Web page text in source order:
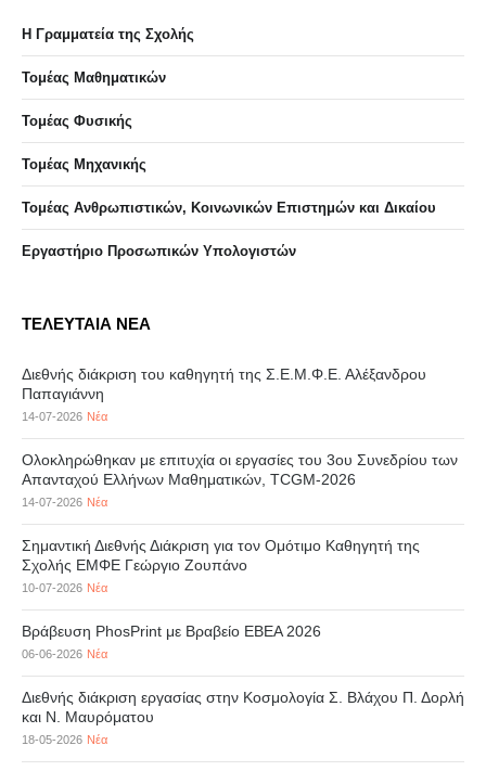
Η Γραμματεία της Σχολής
Τομέας Μαθηματικών
Τομέας Φυσικής
Τομέας Μηχανικής
Τομέας Ανθρωπιστικών, Κοινωνικών Επιστημών και Δικαίου
Eργαστήριo Προσωπικών Υπολογιστών
ΤΕΛΕΥΤΑΙΑ ΝΕΑ
Διεθνής διάκριση του καθηγητή της Σ.Ε.Μ.Φ.Ε. Αλέξανδρου
Παπαγιάννη
14-07-2026 Νέα
Ολοκληρώθηκαν με επιτυχία οι εργασίες του 3ου Συνεδρίου των
Απανταχού Ελλήνων Μαθηματικών, TCGM-2026
14-07-2026 Νέα
Σημαντική Διεθνής Διάκριση για τον Ομότιμο Καθηγητή της
Σχολής ΕΜΦΕ Γεώργιο Ζουπάνο
10-07-2026 Νέα
Βράβευση PhosPrint με Βραβείο ΕΒΕΑ 2026
06-06-2026 Νέα
Διεθνής διάκριση εργασίας στην Κοσμολογία Σ. Βλάχου Π. Δορλή
και Ν. Μαυρόματου
18-05-2026 Νέα